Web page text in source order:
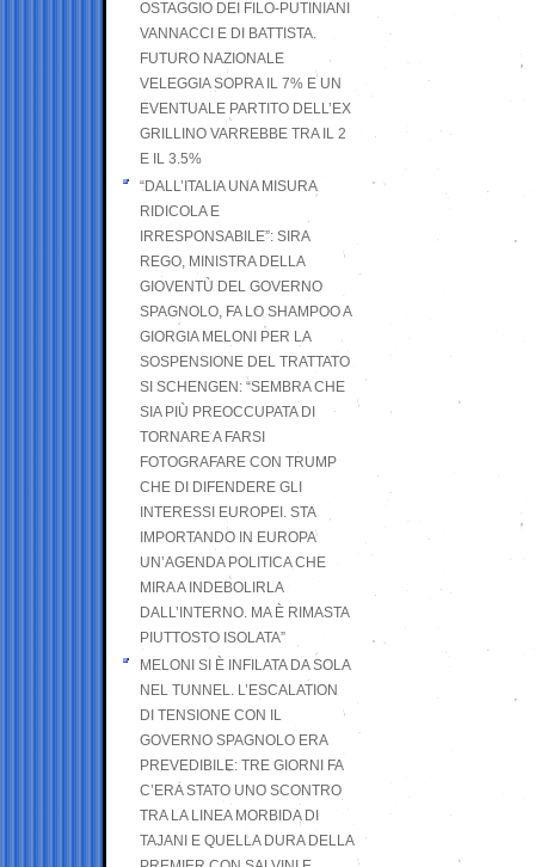
OSTAGGIO DEI FILO-PUTINIANI
VANNACCI E DI BATTISTA.
FUTURO NAZIONALE
VELEGGIA SOPRA IL 7% E UN
EVENTUALE PARTITO DELL’EX
GRILLINO VARREBBE TRA IL 2
E IL 3.5%
“DALL’ITALIA UNA MISURA
RIDICOLA E
IRRESPONSABILE”: SIRA
REGO, MINISTRA DELLA
GIOVENTÙ DEL GOVERNO
SPAGNOLO, FA LO SHAMPOO A
GIORGIA MELONI PER LA
SOSPENSIONE DEL TRATTATO
SI SCHENGEN: “SEMBRA CHE
SIA PIÙ PREOCCUPATA DI
TORNARE A FARSI
FOTOGRAFARE CON TRUMP
CHE DI DIFENDERE GLI
INTERESSI EUROPEI. STA
IMPORTANDO IN EUROPA
UN’AGENDA POLITICA CHE
MIRA A INDEBOLIRLA
DALL’INTERNO. MA È RIMASTA
PIUTTOSTO ISOLATA”
MELONI SI È INFILATA DA SOLA
NEL TUNNEL. L’ESCALATION
DI TENSIONE CON IL
GOVERNO SPAGNOLO ERA
PREVEDIBILE: TRE GIORNI FA
C’ERA STATO UNO SCONTRO
TRA LA LINEA MORBIDA DI
TAJANI E QUELLA DURA DELLA